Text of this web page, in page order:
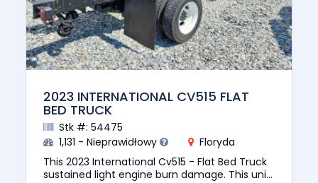
2023 INTERNATIONAL CV515 FLAT
BED TRUCK
Stk #: 54475
1,131 - Nieprawidłowy
Floryda
This 2023 International Cv515 - Flat Bed Truck
sustained light engine burn damage. This unit